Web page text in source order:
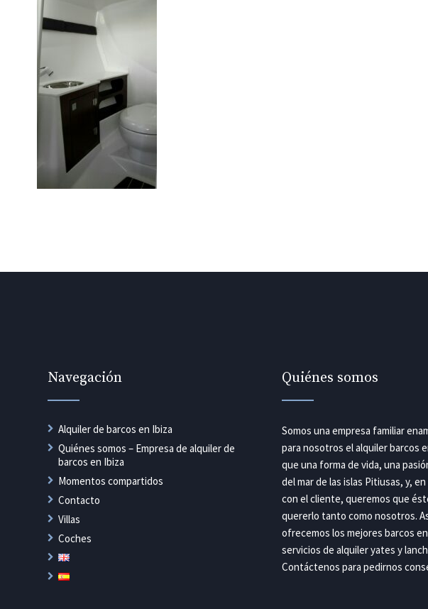
Navegación
Alquiler de barcos en Ibiza
Quiénes somos – Empresa de alquiler de
barcos en Ibiza
Momentos compartidos
Contacto
Villas
Coches
Quiénes somos
Somos una empresa familiar
para nosotros el alquiler barcos
que una forma de vida, una
del mar de las islas Pitiusas, y,
con el cliente, queremos que
quererlo tanto como nosotros.
ofrecemos los mejores barcos
servicios de alquiler yates y
Contáctenos para pedirnos